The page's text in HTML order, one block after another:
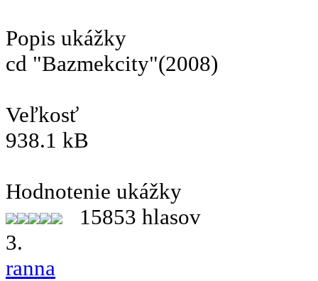
Popis ukážky
cd "Bazmekcity"(2008)
Veľkosť
938.1 kB
Hodnotenie ukážky
15853 hlasov
3.
ranna